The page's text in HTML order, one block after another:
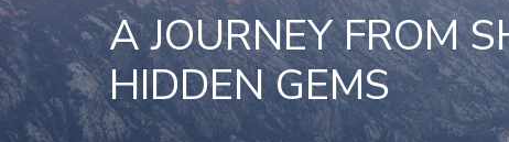
A JOURNEY FROM
HIDDEN GEMS